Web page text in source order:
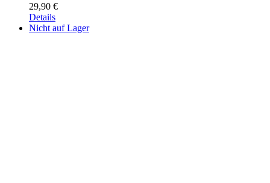
29,90 €
Details
Nicht auf Lager